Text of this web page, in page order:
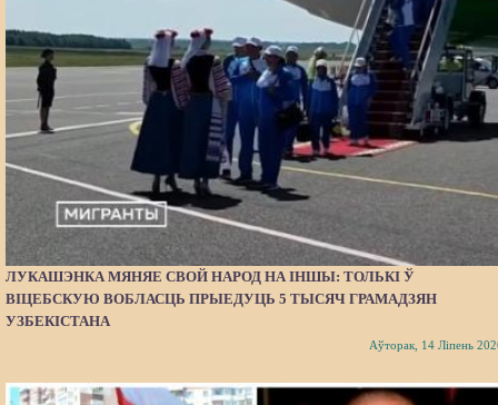
ЛУКАШЭНКА МЯНЯЕ СВОЙ НАРОД НА ІНШЫ: ТОЛЬКІ Ў
ВІЦЕБСКУЮ ВОБЛАСЦЬ ПРЫЕДУЦЬ 5 ТЫСЯЧ ГРАМАДЗЯН
УЗБЕКІСТАНА
Аўторак, 14 Ліпень